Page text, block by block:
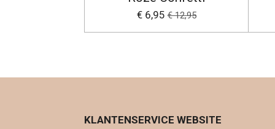
€ 6,95 € 12,95
KLANTENSERVICE WEBSITE